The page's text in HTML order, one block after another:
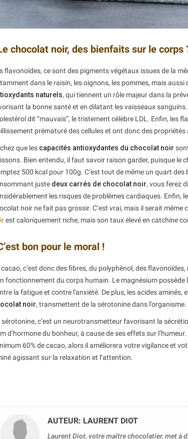
chocolat noir, des bienfaits sur le corps
flavonoïdes, ce sont des pigments végétaux issues de la
dans le raisin, les oignons, les pommes, mais
naturels, qui tiennent un rôle majeur dans la
la bonne santé et en dilatant les vaisseaux
dit “mauvais”, le tristement célèbre LDL. Enfin, les
prématuré des cellules et ont donc des
que les capacités antioxydantes du chocolat noir
Bien entendu, il faut savoir raison garder, puisque
500 kcal pour 100g. C’est tout de même un quart
juste deux carrés de chocolat noir, vous ferez
les risques de problèmes cardiaques. Enfin,
noir ne fait pas grossir. C’est vrai, mais il serait même
est caloriquement riche, mais son taux élevé en catchine
bon pour le moral !
cacao, c’est donc des fibres, du polyphénol, des
fonctionnement du corps humain. Le magnésium
la fatigue et contre l'anxiété. De plus, les acides
noir, transmettent de la sérotonine dans l’organisme.
sérotonine, c’est un neurotransmetteur favorisant la
d’hormone du bonheur, à cause de ses effets sur
60% de cacao, alors il améliorera votre vigilance et
agissant sur la relaxation et l’attention.
AUTEUR: LAURENT DIOT
Laurent Diot, votre maître chocolatier, met à